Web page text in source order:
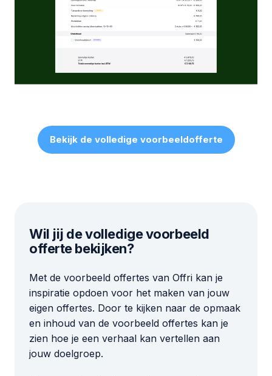
Bekijk de volledige voorbeeldofferte
Wil jij de volledige voorbeeld
offerte bekijken?
Met de voorbeeld offertes van Offri kan je
inspiratie opdoen voor het maken van jouw
eigen offertes. Door te kijken naar de opmaak
en inhoud van de voorbeeld offertes kan je
zien hoe je een verhaal kan vertellen aan
jouw doelgroep.